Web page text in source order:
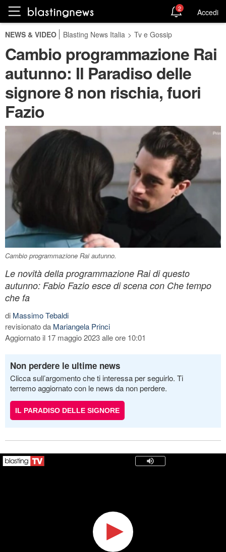
2 Accedi
NEWS & VIDEO Blasting News Italia > Tv e Gossip
Cambio programmazione Rai
autunno: Il Paradiso delle
signore 8 non rischia, fuori
Fazio
Cambio programmazione Rai autunno.
Le novità della programmazione Rai di questo
autunno: Fabio Fazio esce di scena con Che tempo
che fa
di Massimo Tebaldi
revisionato da Mariangela Princi
Aggiornato il 17 maggio 2023 alle ore 10:01
Non perdere le ultime news
Clicca sull’argomento che ti interessa per seguirlo. Ti
terremo aggiornato con le news da non perdere.
IL PARADISO DELLE SIGNORE